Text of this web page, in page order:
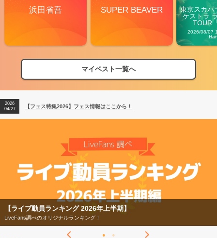
浜田省吾 SUPER BEAVER
東京スカパ
ケストラ
TOUR
2026/08/07
マイベスト一覧へ
【フェス特集2026】フェス情報はここから！
【ライブ動員ランキング】2026年上半期編発表！
2026
04/27
【フェス特集2026】フェス情報はここから！
2026
ンキング 2026年上半期】
ジナルランキング！